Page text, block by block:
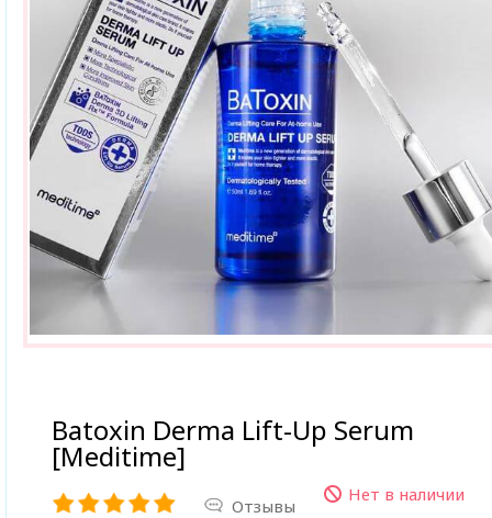
Batoxin Derma Lift-Up Serum
[Meditime]
Отзывы
Нет в наличии